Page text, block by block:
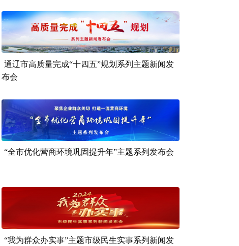
通辽市高质量完成“十四五”规划系列主题新闻发
布会
“全市优化营商环境巩固提升年”主题系列发布会
“我为群众办实事”主题市级民生实事系列新闻发